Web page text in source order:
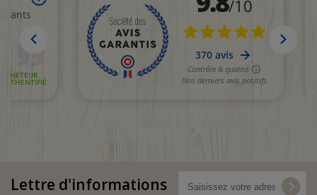
Lettre d'informations